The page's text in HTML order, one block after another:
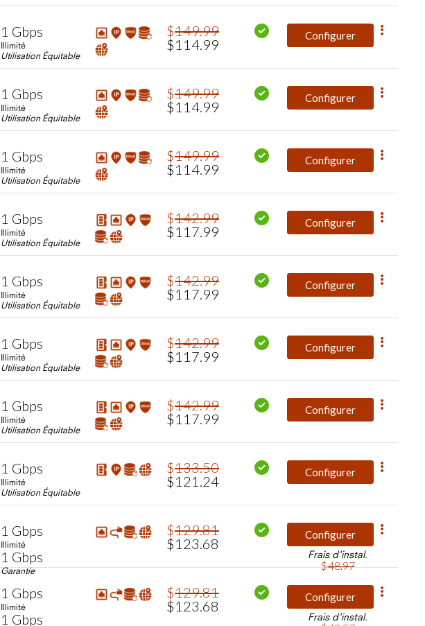
1 Gbps
Illimité
Utilisation Équitable
$149.99
$114.99
Configurer
1 Gbps
Illimité
Utilisation Équitable
$149.99
$114.99
Configurer
1 Gbps
Illimité
Utilisation Équitable
$149.99
$114.99
Configurer
1 Gbps
Illimité
Utilisation Équitable
$142.99
$117.99
Configurer
1 Gbps
Illimité
Utilisation Équitable
$142.99
$117.99
Configurer
1 Gbps
Illimité
Utilisation Équitable
$142.99
$117.99
Configurer
1 Gbps
Illimité
Utilisation Équitable
$142.99
$117.99
Configurer
1 Gbps
Illimité
Utilisation Équitable
$133.50
$121 .24
Configurer
1 Gbps
Illimité
1 Gbps
Garantie
$129.81
$123.68
Configurer
Frais d'instal.
$48.97
1 Gbps
Illimité
1 Gbps
$129.81
$123.68
Configurer
Frais d'instal.